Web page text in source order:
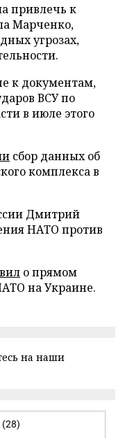
привлечь к
Марченко,
угрозах,
к документам,
ВСУ по
в июле этого
сбор данных об
комплекса в
Дмитрий
НАТО против
о прямом
на Украине.
на наши
(28)